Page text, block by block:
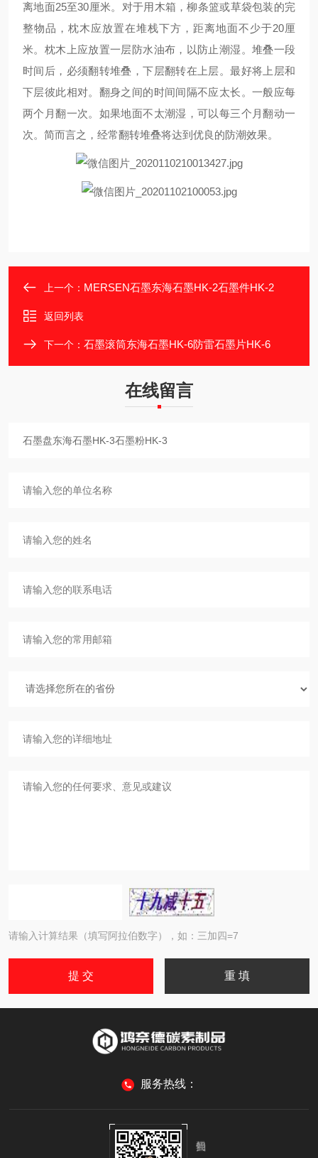
离地面25至30厘米。对于用木箱，柳条篮或草袋包装的完
整物品，枕木应放置在堆栈下方，距离地面不少于20厘
米。枕木上应放置一层防水油布，以防止潮湿。堆叠一段
时间后，必须翻转堆叠，下层翻转在上层。最好将上层和
下层彼此相对。翻身之间的时间间隔不应太长。一般应每
两个月翻一次。如果地面不太潮湿，可以每三个月翻动一
次。简而言之，经常翻转堆叠将达到优良的防潮效果。
上一个： MERSEN石墨东海石墨HK-2石墨件HK-2
返回列表
下一个： 石墨滚筒东海石墨HK-6防雷石墨片HK-6
在线留言
请输入计算结果（填写阿拉伯数字），如：三加四=7
服务热线：